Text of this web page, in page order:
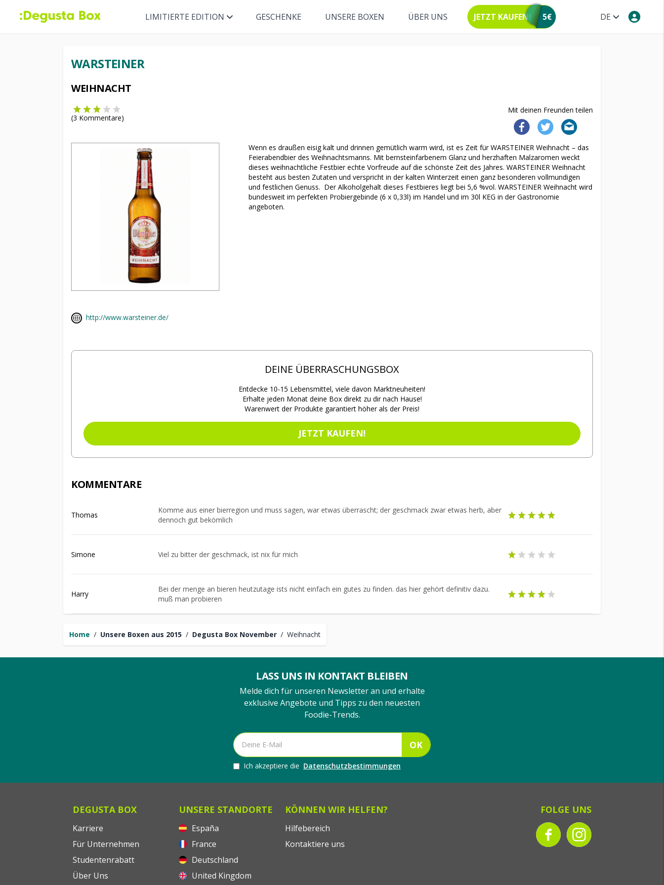
DE
LIMITIERTE EDITION GESCHENKE UNSERE BOXEN ÜBER UNS JETZT KAUFEN! 5€
Home / Unsere Boxen aus 2015 / Degusta Box November / Weihnacht
WARSTEINER
WEIHNACHT
Mit deinen Freunden teilen
(3 Kommentare)
Wenn es draußen eisig kalt und drinnen gemütlich warm wird, ist es Zeit für WARSTEINER Weihnacht – das
Feierabendbier des Weihnachtsmanns. Mit bernsteinfarbenem Glanz und herzhaften Malzaromen weckt
dieses weihnachtliche Festbier echte Vorfreude auf die schönste Zeit des Jahres. WARSTEINER Weihnacht
besteht aus besten Zutaten und verspricht in der kalten Winterzeit einen ganz besonderen vollmundigen
und festlichen Genuss. Der Alkoholgehalt dieses Festbieres liegt bei 5,6 %vol. WARSTEINER Weihnacht wird
bundesweit im perfekten Probiergebinde (6 x 0,33l) im Handel und im 30l KEG in der Gastronomie
angeboten.
http://www.warsteiner.de/
DEINE ÜBERRASCHUNGSBOX
Entdecke 10-15 Lebensmittel, viele davon Marktneuheiten!
Erhalte jeden Monat deine Box direkt zu dir nach Hause!
Warenwert der Produkte garantiert höher als der Preis!
JETZT KAUFEN!
KOMMENTARE
Thomas
Komme aus einer bierregion und muss sagen, war etwas überrascht; der geschmack zwar etwas herb, aber
dennoch gut bekömlich
Simone Viel zu bitter der geschmack, ist nix für mich
Harry
Bei der menge an bieren heutzutage ists nicht einfach ein gutes zu finden. das hier gehört definitiv dazu.
muß man probieren
LASS UNS IN KONTAKT BLEIBEN
Melde dich für unseren Newsletter an und erhalte
exklusive Angebote und Tipps zu den neuesten
Foodie-Trends.
OK
Ich akzeptiere die Datenschutzbestimmungen
DEGUSTA BOX
Karriere
Für Unternehmen
Studentenrabatt
Über Uns
UNSERE STANDORTE
España
France
Deutschland
United Kingdom
KÖNNEN WIR HELFEN?
Hilfebereich
Kontaktiere uns
FOLGE UNS